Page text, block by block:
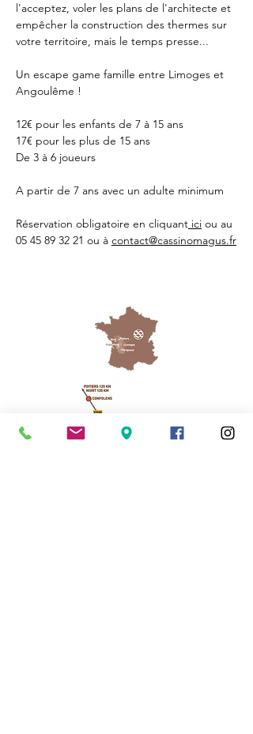
l'acceptez, voler les plans de l'architecte et
empêcher la construction des thermes sur
votre territoire, mais le temps presse...
Un escape game famille entre Limoges et
Angoulême !
12€ pour les enfants de 7 à 15 ans
17€ pour les plus de 15 ans
De 3 à 6 joueurs
A partir de 7 ans avec un adulte minimum
Réservation obligatoire en cliquant ici ou au
05 45 89 32 21 ou à contact@cassinomagus.fr